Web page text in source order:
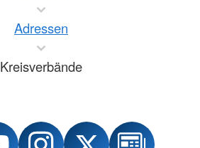
Adressen
Kreisverbände